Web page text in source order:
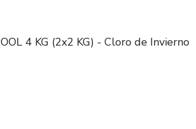
4 KG (2x2 KG) - Cloro de Invierno